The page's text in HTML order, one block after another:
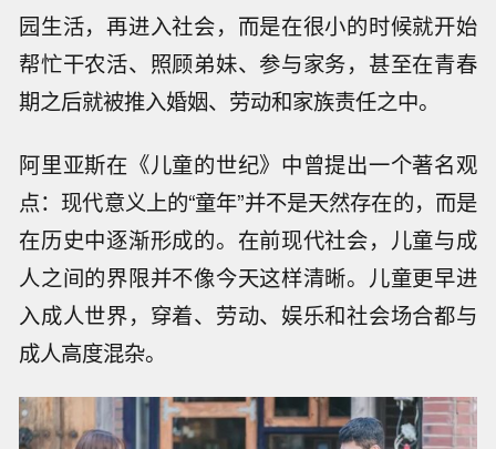
园生活，再进入社会，而是在很小的时候就开始
帮忙干农活、照顾弟妹、参与家务，甚至在青春
期之后就被推入婚姻、劳动和家族责任之中。
阿里亚斯在《儿童的世纪》中曾提出一个著名观
点：现代意义上的“童年”并不是天然存在的，而是
在历史中逐渐形成的。在前现代社会，儿童与成
人之间的界限并不像今天这样清晰。儿童更早进
入成人世界，穿着、劳动、娱乐和社会场合都与
成人高度混杂。